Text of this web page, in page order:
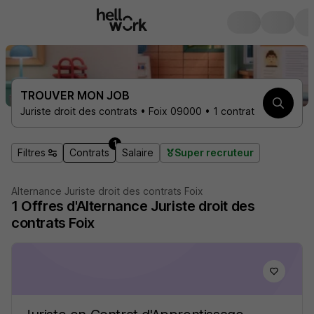
TROUVER MON JOB
Juriste droit des contrats • Foix 09000 • 1 contrat
Filtres Contrats
1
Salaire Super recruteur
Alternance Juriste droit des contrats Foix
1 Offres d'Alternance Juriste droit des
contrats Foix